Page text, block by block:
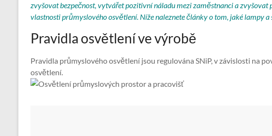
zvyšovat bezpečnost, vytvářet pozitivní náladu mezi zaměstnanci a
vlastnosti průmyslového osvětlení. Níže naleznete články o tom, jaké lampy
Pravidla osvětlení ve výrobě
Pravidla průmyslového osvětlení jsou regulována SNiP, v závislosti na
osvětlení.